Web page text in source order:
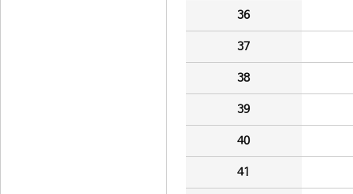
36
37
38
39
40
41